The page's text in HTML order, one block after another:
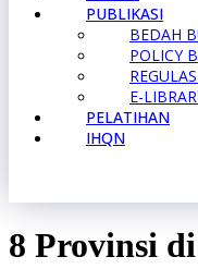
PUBLIKASI
BEDAH
POLICY
E-
PELATIHAN
IHQN
8 Provinsi